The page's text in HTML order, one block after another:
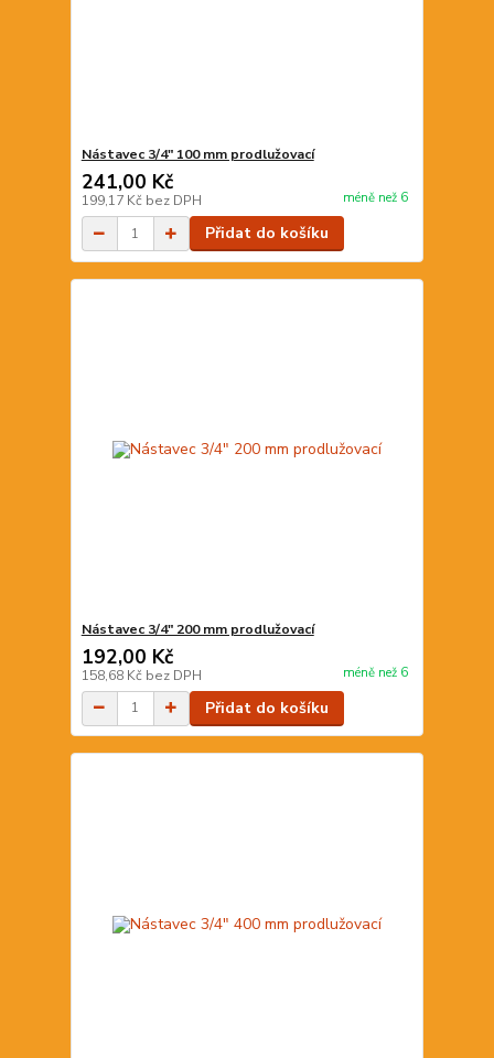
Nástavec 3/4" 100 mm prodlužovací
241,00 Kč
199,17 Kč bez DPH méně než 6
Přidat do košíku
Nástavec 3/4" 200 mm prodlužovací
192,00 Kč
158,68 Kč bez DPH méně než 6
Přidat do košíku